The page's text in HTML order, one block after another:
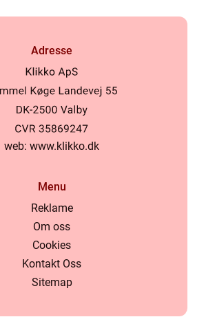
Adresse
web: www.klikko.dk
Menu
Reklame
Om oss
Cookies
Kontakt Oss
Sitemap